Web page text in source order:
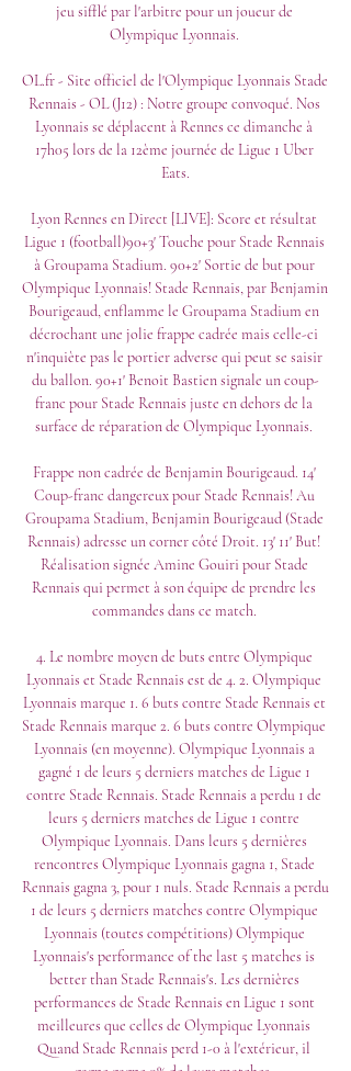
jeu sifflé par l'arbitre pour un joueur de
Olympique Lyonnais.
OL.fr - Site officiel de l'Olympique Lyonnais Stade
Rennais - OL (J12) : Notre groupe convoqué. Nos
Lyonnais se déplacent à Rennes ce dimanche à
17h05 lors de la 12ème journée de Ligue 1 Uber
Eats.
Lyon Rennes en Direct [LIVE]: Score et résultat
Ligue 1 (football)90+3' Touche pour Stade Rennais
à Groupama Stadium. 90+2' Sortie de but pour
Olympique Lyonnais! Stade Rennais, par Benjamin
Bourigeaud, enflamme le Groupama Stadium en
décrochant une jolie frappe cadrée mais celle-ci
n'inquiète pas le portier adverse qui peut se saisir
du ballon. 90+1' Benoit Bastien signale un coup-
franc pour Stade Rennais juste en dehors de la
surface de réparation de Olympique Lyonnais.
Frappe non cadrée de Benjamin Bourigeaud. 14'
Coup-franc dangereux pour Stade Rennais! Au
Groupama Stadium, Benjamin Bourigeaud (Stade
Rennais) adresse un corner côté Droit. 13' 11' But!
Réalisation signée Amine Gouiri pour Stade
Rennais qui permet à son équipe de prendre les
commandes dans ce match.
4. Le nombre moyen de buts entre Olympique
Lyonnais et Stade Rennais est de 4. 2. Olympique
Lyonnais marque 1. 6 buts contre Stade Rennais et
Stade Rennais marque 2. 6 buts contre Olympique
Lyonnais (en moyenne). Olympique Lyonnais a
gagné 1 de leurs 5 derniers matches de Ligue 1
contre Stade Rennais. Stade Rennais a perdu 1 de
leurs 5 derniers matches de Ligue 1 contre
Olympique Lyonnais. Dans leurs 5 dernières
rencontres Olympique Lyonnais gagna 1, Stade
Rennais gagna 3, pour 1 nuls. Stade Rennais a perdu
1 de leurs 5 derniers matches contre Olympique
Lyonnais (toutes compétitions) Olympique
Lyonnais's performance of the last 5 matches is
better than Stade Rennais's. Les dernières
performances de Stade Rennais en Ligue 1 sont
meilleures que celles de Olympique Lyonnais
Quand Stade Rennais perd 1-0 à l'extérieur, il